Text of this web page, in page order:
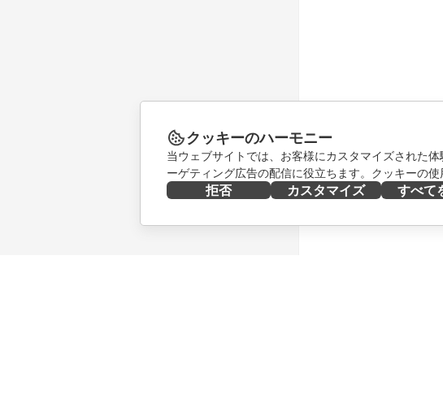
クッキーのハーモニー
当ウェブサイトでは、お客様にカスタマイズされた
ーゲティング広告の配信に役立ちます。クッキーの
拒否 カスタマイズ すべて